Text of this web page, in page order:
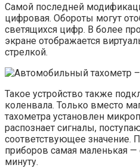
Самой последней
цифровая. Обороты могут
светящихся цифр. В более
экране отображается
стрелкой.
Такое устройство также
коленвала. Только вместо
тахометра установлен
распознает сигналы,
соответствующее значение.
приборов самая маленькая
минуту.